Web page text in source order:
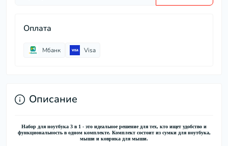
Оплата
Мбанк Visa
Описание
Набор для ноутбука 3 в 1 - это идеальное решение для тех, кто ищет удобство и
функциональность в одном комплекте. Комплект состоит из сумки для ноутбука,
мыши и коврика для мыши.